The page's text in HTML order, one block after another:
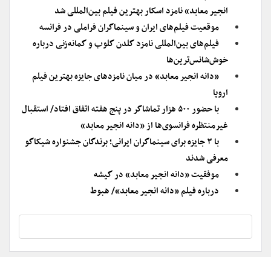
انجیر معابد» نامزد اسکار بهترین فیلم بین‌المللی شد
موقعیت فیلم‌های ایران و سینماگران فراملی در فرانسه
فیلم‌های بین‌المللی نامزد گلدن گلوب و گمانه‌زنی درباره
خوش‌شانس‌ترین‌ها
«دانه انجیر معابد» در میان نامزدهای جایزه بهترین فیلم
اروپا
با حضور ۵۰۰ هزار تماشاگر در پنج هفته اتفاق افتاد/ استقبال
غیرمنتظره فرانسوی‌ها از «دانه انجیر معابد»
با ۳ جایزه برای سینماگران ایرانی؛ برندگان جشنواره شیکاگو
معرفی شدند
موفقیت «دانه انجیر معابد» در گیشه
درباره فیلم «دانه‌ انجیر معابد»/ هبوط